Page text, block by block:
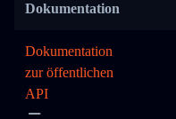
Dokumentation
Dokumentation
zur öffentlichen
API